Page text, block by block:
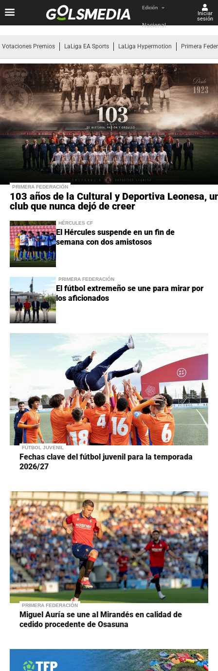
Edición
Nacional
Iniciar
sesión
Votaciones Premios LaLiga EA Sports LaLiga Hypermotion Primera
PRIMERA FEDERACIÓN
103 años de la Cultural y Deportiva Leonesa,
club que nunca dejó de creer
HÉRCULES CF
El Hércules suspende en un fin de
semana con dos amistosos
PRIMERA FEDERACIÓN
El fútbol extremeño se une para mirar por
los aficionados
FÚTBOL JUVENIL
Fechas clave del fútbol juvenil para la temporada
2026/27
PRIMERA FEDERACIÓN
Miguel Auría se une al Mirandés en calidad de
cedido procedente de Osasuna